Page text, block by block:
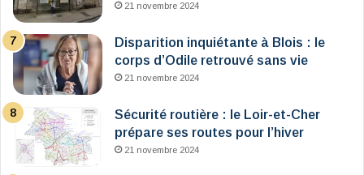
21 novembre 2024
Disparition inquiétante à Blois : le
corps d’Odile retrouvé sans vie
21 novembre 2024
Sécurité routière : le Loir-et-Cher
prépare ses routes pour l’hiver
21 novembre 2024